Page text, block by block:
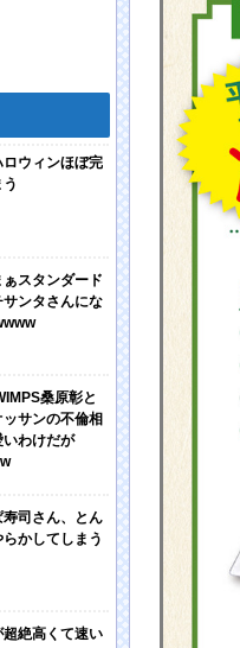
ロウィンほぼ完
ぁスタンダード
ンタさんにな
桑原彰と
サンの不倫相
わけだが
寿司さん、とん
かしてしまう
超絶高くて速い